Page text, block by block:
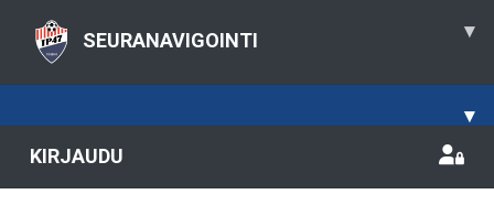
SEURANAVIGOINTI ▾
▾
KIRJAUDU